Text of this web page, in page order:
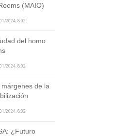
(MAIO)
2024, 8:02
del homo
2024, 8:02
márgenes de la
2024, 8:02
¿Futuro